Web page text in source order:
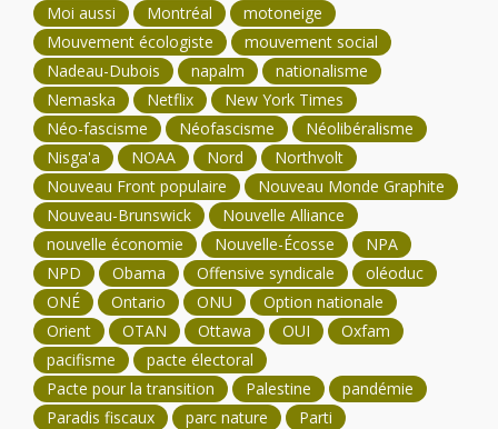
Moi aussi
Montréal
motoneige
Mouvement écologiste
mouvement social
Nadeau-Dubois
napalm
nationalisme
Nemaska
Netflix
New York Times
Néo-fascisme
Néofascisme
Néolibéralisme
Nisga'a
NOAA Nord
Northvolt
Nouveau Front populaire
Nouveau Monde Graphite
Nouveau-Brunswick
Nouvelle Alliance
nouvelle économie
Nouvelle-Écosse
NPA
NPD
Obama Offensive syndicale
oléoduc
ONÉ
Ontario ONU
Option nationale
Orient
OTAN Ottawa OUI
Oxfam
pacifisme
pacte électoral
Pacte pour la transition
Palestine
pandémie
Paradis fiscaux
parc nature
Parti